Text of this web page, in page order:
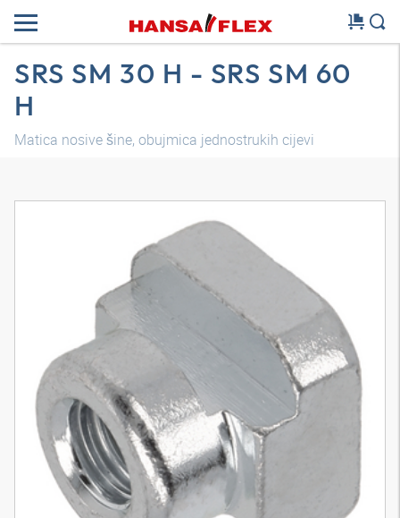
SRS SM 30 H - SRS SM 60
H
Matica nosive šine, obujmica jednostrukih cijevi